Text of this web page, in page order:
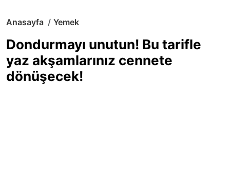
Anasayfa Yemek
Dondurmayı unutun! Bu tarifle
yaz akşamlarınız cennete
dönüşecek!